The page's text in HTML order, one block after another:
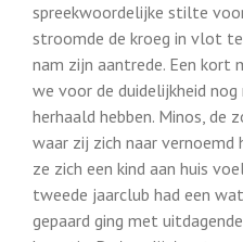
spreekwoordelijke stilte
stroomde de kroeg in vlot
nam zijn aantrede. Een kort
we voor de duidelijkheid
herhaald hebben. Minos, de
waar zij zich naar vernoemd
ze zich een kind aan huis
tweede jaarclub had een
gepaard ging met